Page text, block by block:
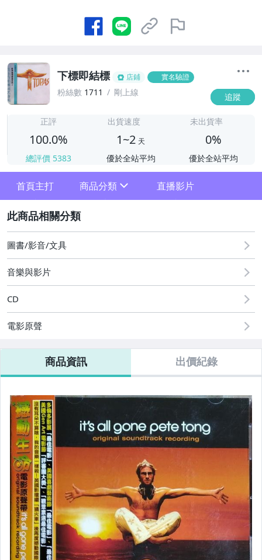
下標即結標 店鋪 實名驗證
粉絲數 1711 剛上線 追蹤
正評
100.0%
總評價 5383
出貨速度
1~2 天
優於全站平均
未出貨率
0%
優於全站平均
首頁主打 商品分類
其它
直播影片
圖書/影音/文具
音樂與影片
CD
電影原聲
商品資訊 出價紀錄